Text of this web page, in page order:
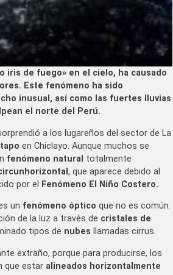
iris de fuego» en el cielo, ha causado
Este fenómeno ha sido
inusual, así como las fuertes lluvias
el norte del Perú.
a los lugareños del sector de La
en Chiclayo. Aunque muchos se
fenómeno natural totalmente
, que aparece debido al
por el Fenómeno El Niño Costero.
un fenómeno óptico que no es común.
de la luz a través de cristales de
tipos de nubes llamadas cirrus.
extraño, porque para producirse, los
que estar alineados horizontalmente